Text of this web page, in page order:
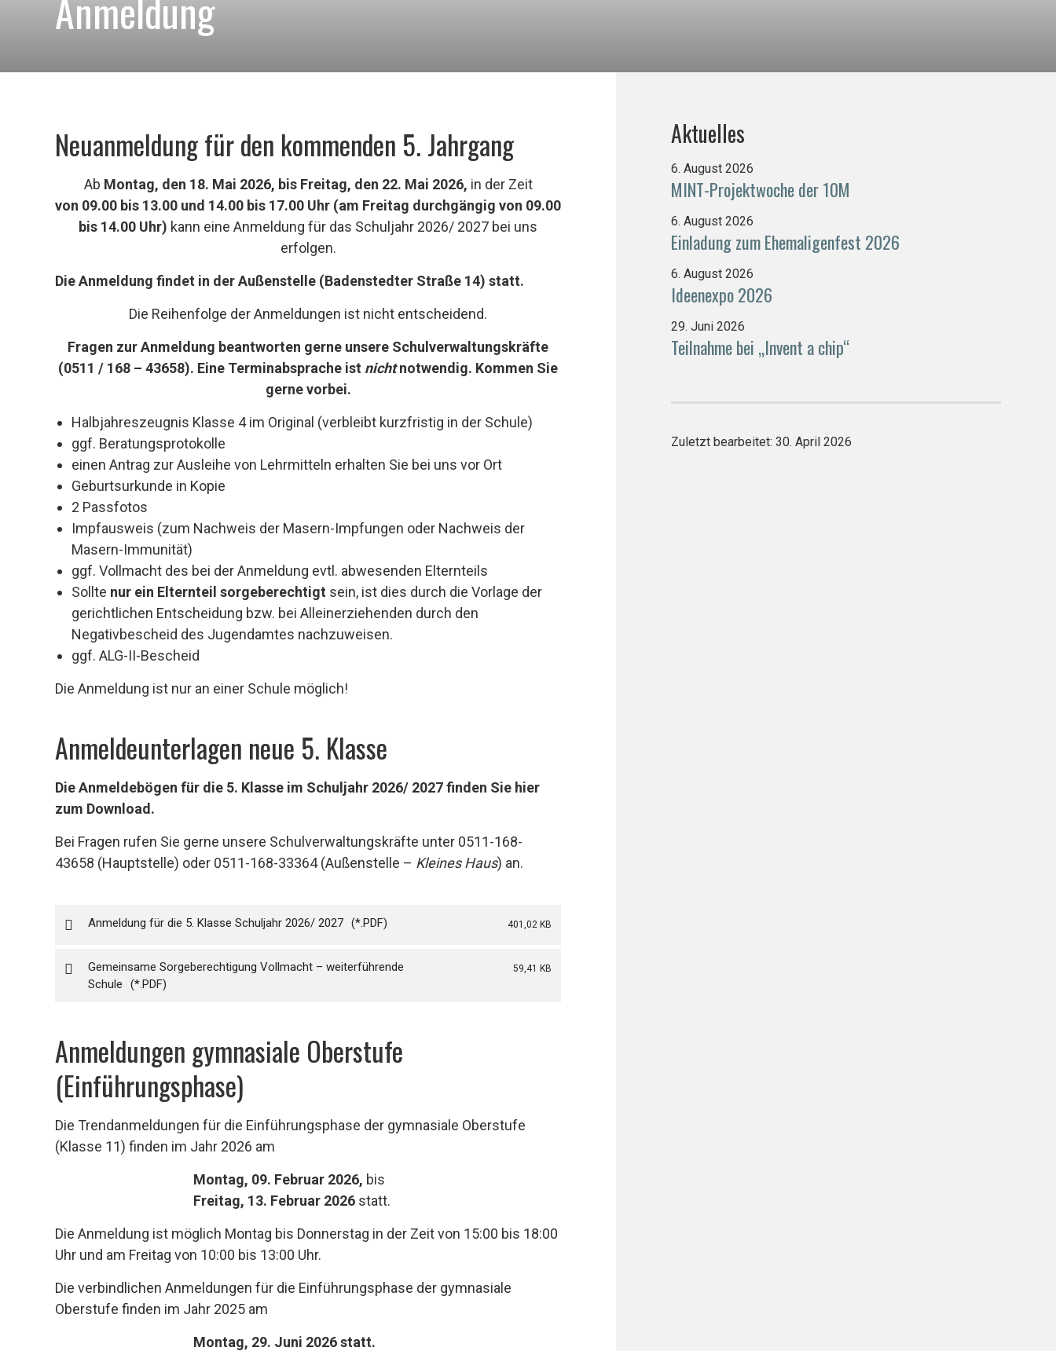
Neuanmeldung für den kommenden 5. Jahrgang
Ab Montag, den 18. Mai 2026, bis Freitag, den 22. Mai 2026, in der Zeit
von 09.00 bis 13.00 und 14.00 bis 17.00 Uhr (am Freitag durchgängig von 09.00
bis 14.00 Uhr) kann eine Anmeldung für das Schuljahr 2026/ 2027 bei uns
erfolgen.
Die Anmeldung findet in der Außenstelle (Badenstedter Straße 14) statt.
Die Reihenfolge der Anmeldungen ist nicht entscheidend.
Fragen zur Anmeldung beantworten gerne unsere Schulverwaltungskräfte
(0511 / 168 – 43658). Eine Terminabsprache ist nichtnotwendig. Kommen Sie
gerne vorbei.
Halbjahreszeugnis Klasse 4 im Original (verbleibt kurzfristig in der Schule)
ggf. Beratungsprotokolle
einen Antrag zur Ausleihe von Lehrmitteln erhalten Sie bei uns vor Ort
Geburtsurkunde in Kopie
2 Passfotos
Impfausweis (zum Nachweis der Masern-Impfungen oder Nachweis der
Masern-Immunität)
ggf. Vollmacht des bei der Anmeldung evtl. abwesenden Elternteils
Sollte nur ein Elternteil sorgeberechtigt sein, ist dies durch die Vorlage der
gerichtlichen Entscheidung bzw. bei Alleinerziehenden durch den
Negativbescheid des Jugendamtes nachzuweisen.
ggf. ALG-II-Bescheid
Die Anmeldung ist nur an einer Schule möglich!
Anmeldeunterlagen neue 5. Klasse
Die Anmeldebögen für die 5. Klasse im Schuljahr 2026/ 2027 finden Sie hier
zum Download.
Bei Fragen rufen Sie gerne unsere Schulverwaltungskräfte unter 0511-168-
43658 (Hauptstelle) oder 0511-168-33364 (Außenstelle – Kleines Haus) an.
Anmeldung für die 5. Klasse Schuljahr 2026/ 2027 401,02 KB
Gemeinsame Sorgeberechtigung Vollmacht – weiterführende
Schule
59,41 KB
Anmeldungen gymnasiale Oberstufe
(Einführungsphase)
Die Trendanmeldungen für die Einführungsphase der gymnasiale Oberstufe
(Klasse 11) finden im Jahr 2026 am
Montag, 09. Februar 2026, bis
Freitag, 13. Februar 2026 statt.
Die Anmeldung ist möglich Montag bis Donnerstag in der Zeit von 15:00 bis 18:00
Uhr und am Freitag von 10:00 bis 13:00 Uhr.
Die verbindlichen Anmeldungen für die Einführungsphase der gymnasiale
Oberstufe finden im Jahr 2025 am
Montag, 29. Juni 2026 statt.
Aktuelles
6. August 2026
MINT-Projektwoche der 10M
6. August 2026
Einladung zum Ehemaligenfest 2026
6. August 2026
Ideenexpo 2026
29. Juni 2026
Teilnahme bei „Invent a chip“
Zuletzt bearbeitet: 30. April 2026